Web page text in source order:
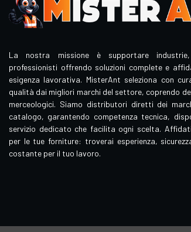
La nostra missione è supportare
professionisti offrendo soluzioni complete e
esigenza lavorativa. MisterAnt seleziona con
qualità dai migliori marchi del settore, coprendo
merceologici. Siamo distributori diretti dei
catalogo, garantendo competenza tecnica,
servizio dedicato che facilita ogni scelta.
per le tue forniture: troverai esperienza,
costante per il tuo lavoro.